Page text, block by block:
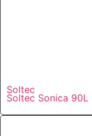
Soltec
Soltec Sonica 90L